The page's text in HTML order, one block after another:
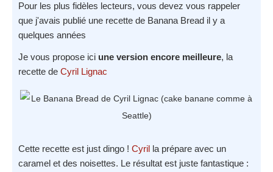
Pour les plus fidèles lecteurs, vous devez vous rappeler
que j'avais publié une recette de Banana Bread il y a
quelques années
Je vous propose ici une version encore meilleure, la
recette de Cyril Lignac
Cette recette est just dingo ! Cyril la prépare avec un
caramel et des noisettes. Le résultat est juste fantastique :